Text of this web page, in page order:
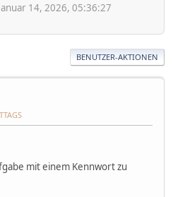
14, 2026, 05:36:27
BENUTZER-AKTIONEN
mit einem Kennwort zu